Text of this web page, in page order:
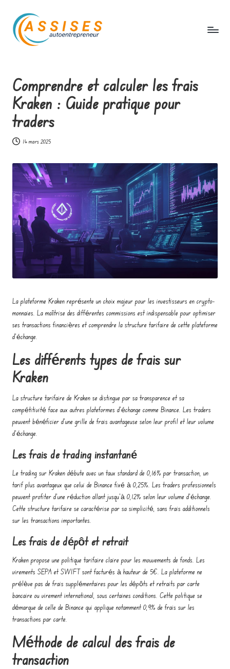
s
s
i
s
e
s
u
t
o
e
n
r
e
p
r
e
n
e
u
r
Comprendre et calculer les frais
Kraken : Guide pratique pour
traders
14 mars 2025
La plateforme Kraken représente un choix majeur pour les investisseurs en crypto-
monnaies. La maîtrise des différentes commissions est indispensable pour optimiser
ses transactions financières et comprendre la structure tarifaire de cette plateforme
d'échange.
Les différents types de frais sur
Kraken
La structure tarifaire de Kraken se distingue par sa transparence et sa
compétitivité face aux autres plateformes d'échange comme Binance. Les traders
peuvent bénéficier d'une grille de frais avantageuse selon leur profil et leur volume
d'échange.
Les frais de trading instantané
Le trading sur Kraken débute avec un taux standard de 0,16% par transaction, un
tarif plus avantageux que celui de Binance fixé à 0,25%. Les traders professionnels
peuvent profiter d'une réduction allant jusqu'à 0,12% selon leur volume d'échange.
Cette structure tarifaire se caractérise par sa simplicité, sans frais additionnels
sur les transactions importantes.
Les frais de dépôt et retrait
Kraken propose une politique tarifaire claire pour les mouvements de fonds. Les
virements SEPA et SWIFT sont facturés à hauteur de 5€. La plateforme ne
prélève pas de frais supplémentaires pour les dépôts et retraits par carte
bancaire ou virement international, sous certaines conditions. Cette politique se
démarque de celle de Binance qui applique notamment 0,9% de frais sur les
transactions par carte.
Méthode de calcul des frais de
transaction